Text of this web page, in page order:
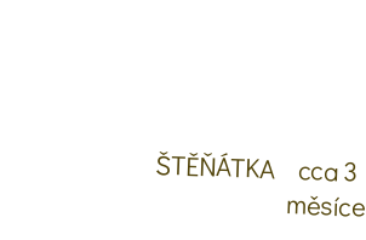
ŠTĚŇÁTKA cca 3
měsíce